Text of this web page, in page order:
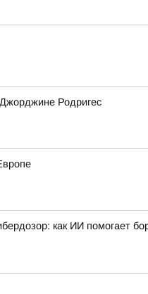
Родригес
как ИИ помогает